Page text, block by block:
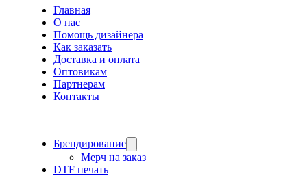
Главная
О нас
Помощь дизайнера
Как заказать
Доставка и оплата
Оптовикам
Партнерам
Контакты
Брендирование
Мерч на заказ
DTF печать